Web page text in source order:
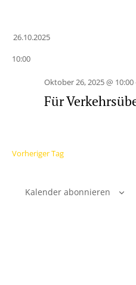
26.10.2025
wählen.
10:00
Oktober 26, 2025 @ 10:00
Für
Vorheriger Tag
Kalender abonnieren